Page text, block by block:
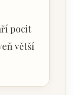
pocit
větší